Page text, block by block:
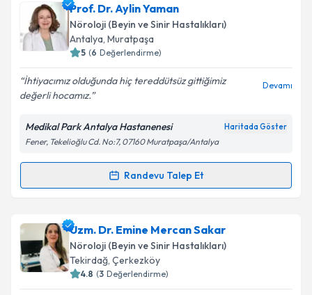
Takvim Talebini Gönder
Uzm. Dr. Nishana Zakharova
talebi oluşturun. Size bu uzmandan randevu almanız
için bir takvim hazırlandığında e-posta ile
bilgilendireceğiz.
E-posta Adresiniz
Kişisel verilerimin işlenmesine ilişkin
Metni'ni okudum ve kişisel verilerimin belirtilen
kapsamda işlenmesini kabul ediyorum.
Prof. Dr. Aylin Yaman
Nöroloji (Beyin ve Sinir Hastalıkları)
Antalya, Muratpaşa
5 (6 Değerlendirme)
İhtiyacımız olduğunda hiç tereddütsüz gittiğimiz
değerli hocamız.
Devamı
Medikal Park Antalya Hastanenesi Haritada Göster
Fener, Tekelioğlu Cd. No:7, 07160 Muratpaşa/Antalya
Randevu Talep Et
Randevu Takvimi Talebi
Prof. Dr. Aylin Yaman için randevu takvimi talebi
oluşturun. Size bu uzmandan randevu almanız için bir
takvim hazırlandığında e-posta ile bilgilendireceğiz.
Uzm. Dr. Emine Mercan Sakar
Nöroloji (Beyin ve Sinir Hastalıkları)
Tekirdağ, Çerkezköy
4.8 (3 Değerlendirme)